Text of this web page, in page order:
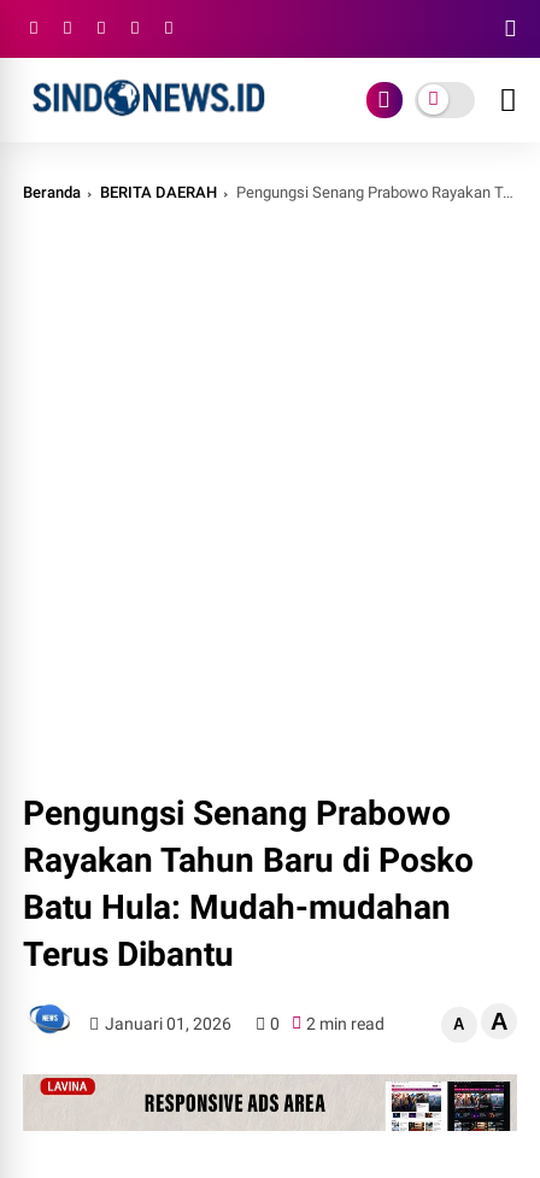
Beranda BERITA DAERAH Pengungsi Senang Prabowo Rayakan Tahun Baru di Posko Batu Hula: Mudah-mudahan Terus Dibantu
Pengungsi Senang Prabowo
Rayakan Tahun Baru di Posko
Batu Hula: Mudah-mudahan
Terus Dibantu
Januari 01, 2026 0 2 min read A A